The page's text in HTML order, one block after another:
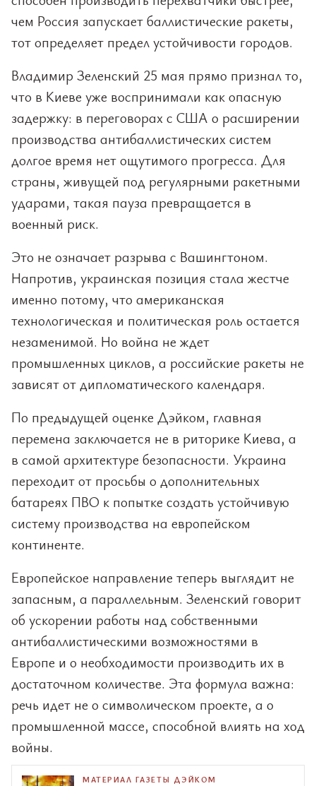
чем Россия запускает баллистические ракеты,
тот определяет предел устойчивости городов.
Владимир Зеленский 25 мая прямо признал то,
что в Киеве уже воспринимали как опасную
задержку: в переговорах с США о расширении
производства антибаллистических систем
долгое время нет ощутимого прогресса. Для
страны, живущей под регулярными ракетными
ударами, такая пауза превращается в
военный риск.
Это не означает разрыва с Вашингтоном.
Напротив, украинская позиция стала жестче
именно потому, что американская
технологическая и политическая роль остается
незаменимой. Но война не ждет
промышленных циклов, а российские ракеты не
зависят от дипломатического календаря.
По предыдущей оценке Дэйком, главная
перемена заключается не в риторике Киева, а
в самой архитектуре безопасности. Украина
переходит от просьбы о дополнительных
батареях ПВО к попытке создать устойчивую
систему производства на европейском
континенте.
Европейское направление теперь выглядит не
запасным, а параллельным. Зеленский говорит
об ускорении работы над собственными
антибаллистическими возможностями в
Европе и о необходимости производить их в
достаточном количестве. Эта формула важна:
речь идет не о символическом проекте, а о
промышленной массе, способной влиять на ход
войны.
МАТЕРИАЛ ГАЗЕТЫ ДЭЙКОМ